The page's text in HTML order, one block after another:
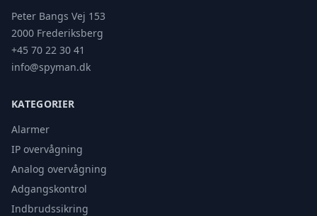
Peter Bangs Vej 153
2000 Frederiksberg
+45 70 22 30 41
info@spyman.dk
KATEGORIER
Alarmer
IP overvågning
Analog overvågning
Adgangskontrol
Indbrudssikring